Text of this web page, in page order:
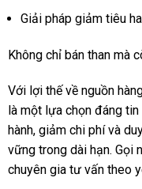
Giải pháp giảm tiêu
Không chỉ bán than mà
Với lợi thế về nguồn
là một lựa chọn đáng
hành, giảm chi phí và
vững trong dài hạn. Gọi
chuyên gia tư vấn theo